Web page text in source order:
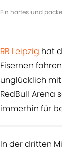
Ein hartes und
RB Leipzig hat
Eisernen
unglücklich mit
RedBull Arena
immerhin für
In der dritten